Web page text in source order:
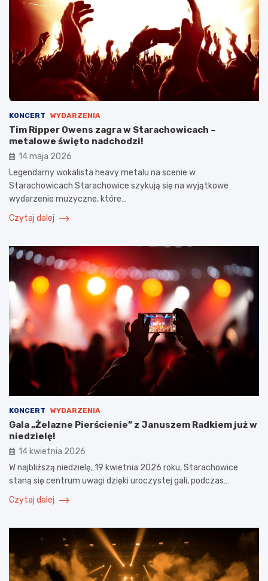
KONCERT WYDARZENIA
Tim Ripper Owens zagra w Starachowicach –
metalowe święto nadchodzi!
14 maja 2026
Legendarny wokalista heavy metalu na scenie w
Starachowicach Starachowice szykują się na wyjątkowe
wydarzenie muzyczne, które…
Czytaj dalej
KONCERT WYDARZENIA
Gala „Żelazne Pierścienie” z Januszem Radkiem już w
niedzielę!
14 kwietnia 2026
W najbliższą niedzielę, 19 kwietnia 2026 roku, Starachowice
staną się centrum uwagi dzięki uroczystej gali, podczas…
Czytaj dalej